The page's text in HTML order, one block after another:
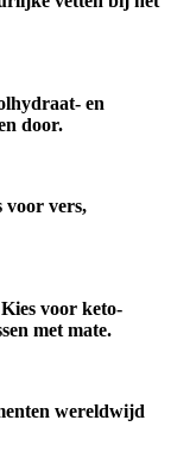
en
door.
voor vers,
Kies voor keto-
met mate.
wereldwijd